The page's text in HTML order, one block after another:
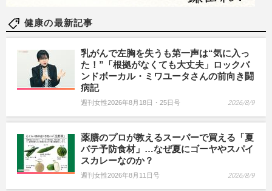
健康の最新記事
乳がんで左胸を失うも第一声は“気に入っ
た！”「根拠がなくても大丈夫」ロックバ
ンドボーカル・ミワユータさんの前向き闘
病記
週刊女性2026年8月18日・25日号 2026/8/9
薬膳のプロが教えるスーパーで買える「夏
バテ予防食材」…なぜ夏にゴーヤやスパイ
スカレーなのか？
週刊女性2026年8月11日号 2026/8/9